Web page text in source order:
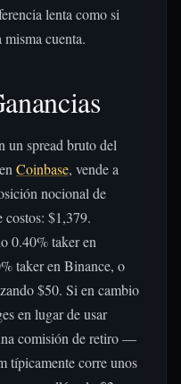
lenta como si
cuenta.
un spread bruto del
Coinbase, vende a
nocional de
costos: $1,379.
0.40% taker en
taker en Binance, o
$50. Si en cambio
en lugar de usar
comisión de retiro —
típicamente corre unos